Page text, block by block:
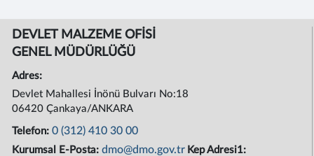
DEVLET MALZEME OFİSİ
GENEL MÜDÜRLÜĞÜ
Adres:
Devlet Mahallesi İnönü Bulvarı No:18
06420 Çankaya/ANKARA
Telefon:0 (312) 410 30 00
Kurumsal E-Posta:dmo@dmo.gov.tr Kep Adresi1: